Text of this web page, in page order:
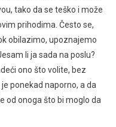
tako da se teško i može
prihodima. Često se,
obilazimo, upoznajemo
li ja sada na poslu?
ono što volite, bez
ponekad naporno, a da
od onoga što bi moglo da